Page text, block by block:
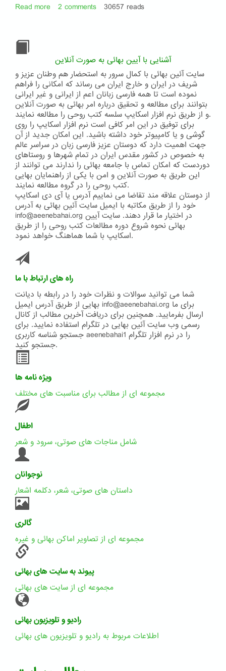
Read more about
2 comments 30657 reads
آشنایی با آیین بهائی به صورت آنلاین
سایت آئین بهائی با کمال سرور به استحضار هم وطنان عزیز و
شریف در ایران و خارج ایران می رساند که امکانی را فراهم
نموده است تا همه فارسی زبانان اعم از ایرانی و غیر ایرانی
بتوانند برای مطالعه و تحقیق درباره امر بهائی به صورت آنلاین
و از طریق نرم افزار اسکایپ سلسه کتب روحی را مطالعه نمایند.
برای توفیق در این امر کافی است نرم افزار اسکایپ را روی
گوشی و یا کامپیوتر خود داشته باشید. این امکان جدید از آن
جهت اهمیت دارد که دوستان عزیز فارسی زبان در سراسر عالم
به خصوص در کشور مقدس ایران در تمام شهرها و روستاهای
دوردست که امکان تماس با جامعه بهائی را ندارند می توانند از
این طریق به صورت آنلاین و امن با یکی از راهنمایان بهایی
کتب روحی را در گروه مطالعه نمایند.
از دوستان علاقه مند تقاضا می نماییم آدرس یا آی دی اسکایپ
خود را از طریق مکاتبه با ایمیل سایت آئین بهائی به آدرس
info@aeenebahai.org در اختیار ما قرار دهند. سایت آیین
بهائی نحوه شروع دوره مطالعات کتب روحی را از طریق
اسکایپ با شما هماهنگ خواهد نمود.
راه های ارتباط با ما
شما می توانید سوالات و نظرات خود را در رابطه با دیانت
بهایی از طریق آدرس ایمیل info@aeenebahai.org برای ما
ارسال بفرمایید. همچنین برای دریافت آخرین مطالب از کانال
رسمی وب سایت آئین بهایی در تلگرام استفاده نمایید. برای
جستجو شناسه کاربری aeenebahai1 را در نرم افزار تلگرام
جستجو کنید.
ویژه نامه ها
مجموعه ای از مطالب برای مناسبت های مختلف
اطفال
شامل مناجات های صوتی، سرود و شعر
نوجوانان
داستان های صوتی، شعر، دکلمه اشعار
گالری
مجموعه ای از تصاویر اماکن بهائی و غیره
پیوند به سایت های بهائی
مجموعه ای از سایت های بهائی
رادیو و تلویزیون بهائی
اطلاعات مربوط به رادیو و تلویزیون های بهائی